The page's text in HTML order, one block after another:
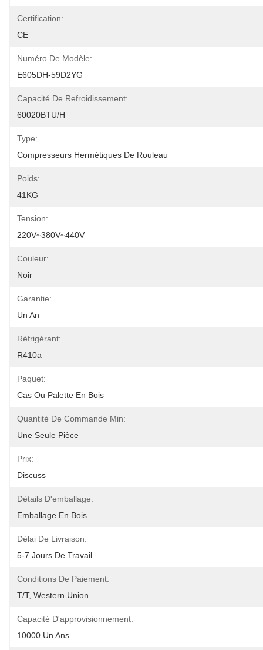
Certification:
CE
Numéro De Modèle:
E605DH-59D2YG
Capacité De Refroidissement:
60020BTU/H
Type:
Compresseurs Hermétiques De Rouleau
Poids:
41KG
Tension:
220V~380V~440V
Couleur:
Noir
Garantie:
Un An
Réfrigérant:
R410a
Paquet:
Cas Ou Palette En Bois
Quantité De Commande Min:
Une Seule Pièce
Prix:
Discuss
Détails D'emballage:
Emballage En Bois
Délai De Livraison:
5-7 Jours De Travail
Conditions De Paiement:
T/T, Western Union
Capacité D'approvisionnement:
10000 Un Ans